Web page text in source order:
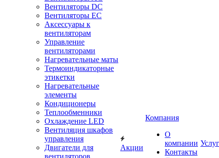
Вентиляторы DC
Вентиляторы EC
Аксессуары к
вентиляторам
Управление
вентиляторами
Нагревательные маты
Термоиндикаторные
этикетки
Нагревательные
элементы
Кондиционеры
Теплообменники
Охлаждение LED
Вентиляция шкафов
управления
Двигатели для
вентиляторов
Акции
Компания
О
компании
Контакты